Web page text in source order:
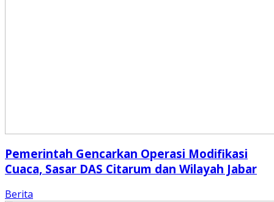
Pemerintah Gencarkan Operasi Modifikasi
Cuaca, Sasar DAS Citarum dan Wilayah Jabar
Berita